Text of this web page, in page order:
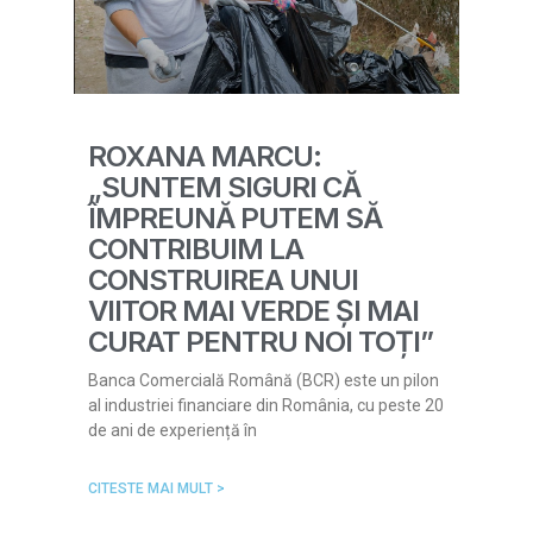
ROXANA MARCU:
„SUNTEM SIGURI CĂ
ÎMPREUNĂ PUTEM SĂ
CONTRIBUIM LA
CONSTRUIREA UNUI
VIITOR MAI VERDE ȘI MAI
CURAT PENTRU NOI TOȚI”
Banca Comercială Română (BCR) este un pilon
al industriei financiare din România, cu peste 20
de ani de experiență în
CITESTE MAI MULT >